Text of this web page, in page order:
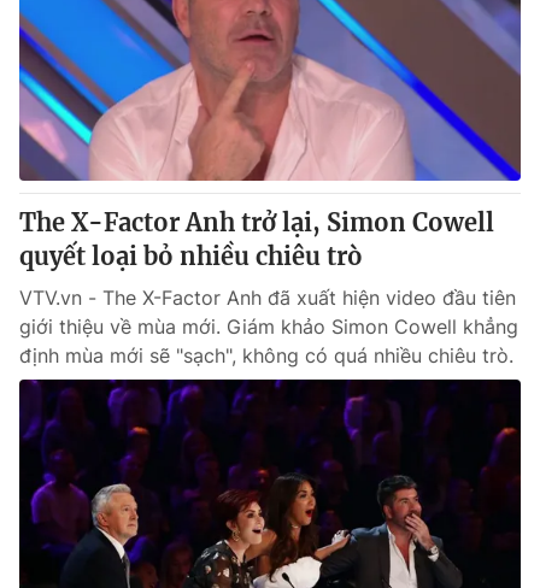
Thế giới
Tin tức
Thế giới đó đây
Câu chuyện quốc tế
Kinh tế
Tài chính
Thị trường
Góc doanh nghiệp
Dữ liệu và đời sống
Truyền hình
Phim VTV
Hậu trường
Nhân vật
Khán giả
Giải sao mai
Giải trí
Điện ảnh
Âm nhạc
Sao
Đời sống
Du lịch
Làm đẹp
Chất lượng cuộc sống
Giáo dục
Tuyển sinh
Học trực tuyến
Công nghệ
Hitech Công nghệ tương lai
Giao lưu trực tuyến
The X-Factor Anh trở lại, Simon Cowell
quyết loại bỏ nhiều chiêu trò
VTV.vn - The X-Factor Anh đã xuất hiện video đầu tiên
giới thiệu về mùa mới. Giám khảo Simon Cowell khẳng
định mùa mới sẽ "sạch", không có quá nhiều chiêu trò.